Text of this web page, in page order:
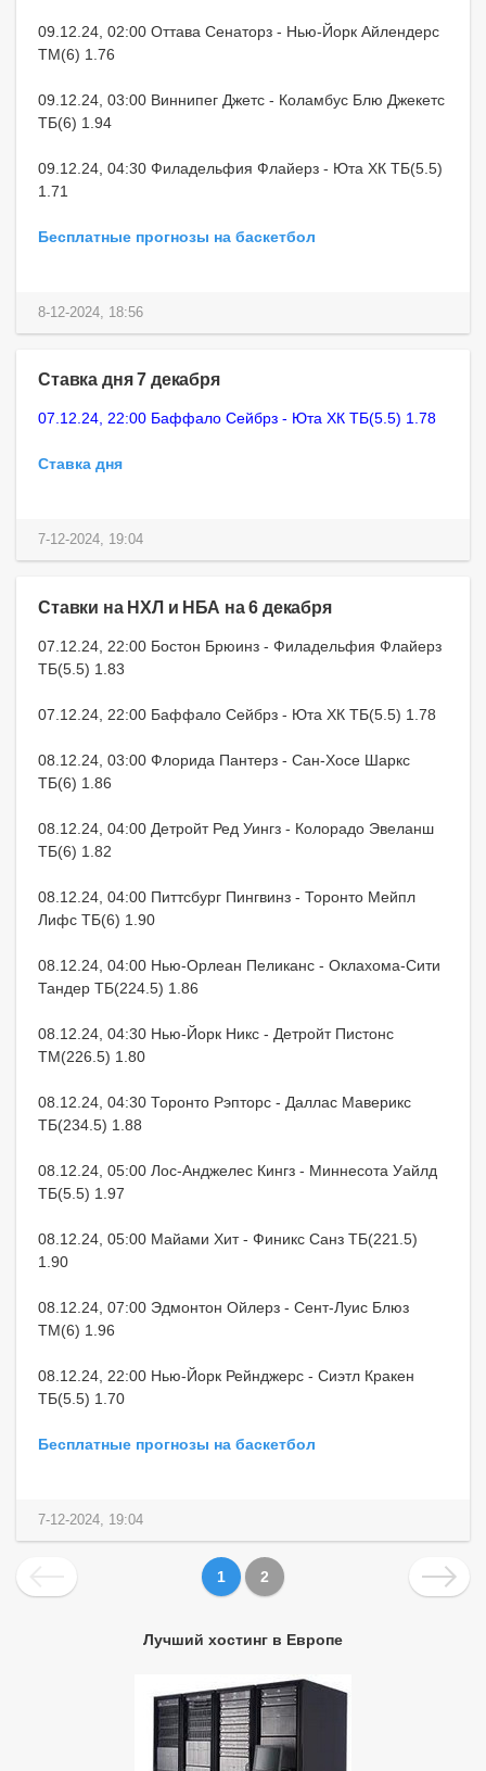
09.12.24, 02:00 Оттава Сенаторз - Нью-Йорк Айлендерс
ТМ(6) 1.76
09.12.24, 03:00 Виннипег Джетс - Коламбус Блю Джекетс
ТБ(6) 1.94
09.12.24, 04:30 Филадельфия Флайерз - Юта ХК ТБ(5.5)
1.71
Бесплатные прогнозы на баскетбол
8-12-2024, 18:56
Ставка дня 7 декабря
07.12.24, 22:00 Баффало Сейбрз - Юта ХК ТБ(5.5) 1.78
Ставка дня
7-12-2024, 19:04
Ставки на НХЛ и НБА на 6 декабря
07.12.24, 22:00 Бостон Брюинз - Филадельфия Флайерз
ТБ(5.5) 1.83
07.12.24, 22:00 Баффало Сейбрз - Юта ХК ТБ(5.5) 1.78
08.12.24, 03:00 Флорида Пантерз - Сан-Хосе Шаркс
ТБ(6) 1.86
08.12.24, 04:00 Детройт Ред Уингз - Колорадо Эвеланш
ТБ(6) 1.82
08.12.24, 04:00 Питтсбург Пингвинз - Торонто Мейпл
Лифс ТБ(6) 1.90
08.12.24, 04:00 Нью-Орлеан Пеликанс - Оклахома-Сити
Тандер ТБ(224.5) 1.86
08.12.24, 04:30 Нью-Йорк Никс - Детройт Пистонс
ТМ(226.5) 1.80
08.12.24, 04:30 Торонто Рэпторс - Даллас Маверикс
ТБ(234.5) 1.88
08.12.24, 05:00 Лос-Анджелес Кингз - Миннесота Уайлд
ТБ(5.5) 1.97
08.12.24, 05:00 Майами Хит - Финикс Санз ТБ(221.5)
1.90
08.12.24, 07:00 Эдмонтон Ойлерз - Сент-Луис Блюз
ТМ(6) 1.96
08.12.24, 22:00 Нью-Йорк Рейнджерс - Сиэтл Кракен
ТБ(5.5) 1.70
Бесплатные прогнозы на баскетбол
7-12-2024, 19:04
1 2
Лучший хостинг в Европе